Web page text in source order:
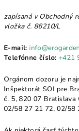
zapísaná v Obchodný
vložka č. 86210/L
E-mail:
Telefónne číslo: +421
Orgánom dozoru je
Inšpektorát SOI pre
č. 5, 820 07 Bratislava
02/58 27 21 72, 02/58